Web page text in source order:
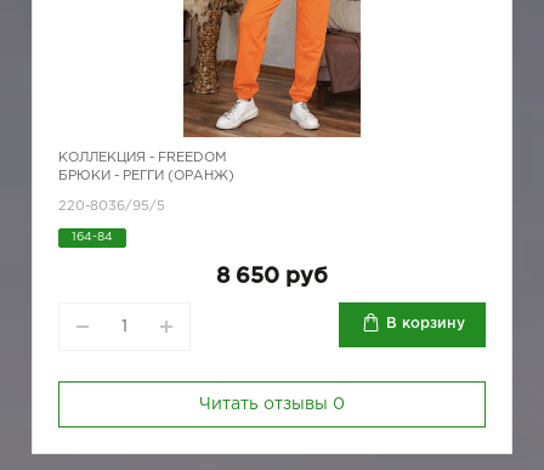
КОЛЛЕКЦИЯ - FREEDOM
БРЮКИ - РЕГГИ (ОРАНЖ)
220-8036/95/5
164-84
8 650 руб
В корзину
Читать отзывы 0